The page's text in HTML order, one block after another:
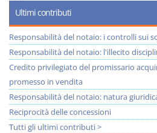
Ultimi contributi
Responsabilità del notaio: i controlli sui
Responsabilità del notaio: l'illecito
Credito privilegiato del promissario
promesso in vendita
Responsabilità del notaio: natura
Reciprocità delle concessioni
Tutti gli ultimi contributi >